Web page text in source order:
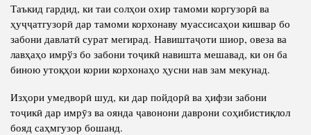
Таъкид гардид, ки таи солҳои охир тамоми коргузорӣ ва
ҳуҷҷатгузорӣ дар тамоми корхонаву муассисаҳои кишвар бо
забони давлатӣ сурат мегирад. Навиштаҷоти шиор, овеза ва
лавҳаҳо имрўз бо забони тоҷикӣ навишта мешавад, ки он ба
биною утоқҳои кории корхонаҳо ҳусни нав зам мекунад.
Изҳори умедворӣ шуд, ки дар пойдорӣ ва ҳифзи забони
тоҷикӣ дар имрӯз ва оянда ҷавонони даврони соҳибистиқлол
бояд саҳмгузор бошанд.